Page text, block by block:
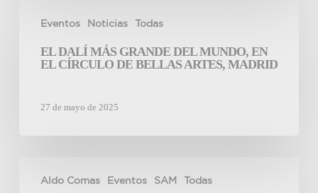
Eventos Noticias Todas
Grande
Bellas
EL DALÍ MÁS GRANDE DEL MUNDO, EN
EL CÍRCULO DE BELLAS ARTES, MADRID
27 de mayo de 2025
Aldo Comas Eventos SAM Todas
Painting